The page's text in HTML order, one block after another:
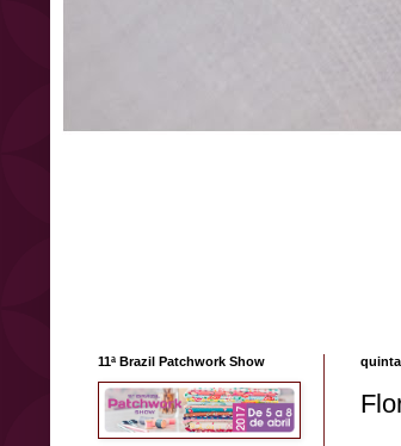
11ª Brazil Patchwork Show